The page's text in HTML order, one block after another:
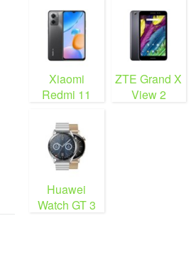
Xiaomi
Redmi 11
ZTE Grand X
View 2
Huawei
Watch GT 3